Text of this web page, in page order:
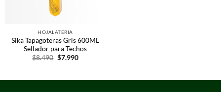
HOJALATERIA
Sika Tapagoteras Gris 600ML
Sellador para Techos
$8.490 $7.990